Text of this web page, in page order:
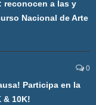
reconocen a las y
Nacional de Arte
0
Participa en la
& 10K!